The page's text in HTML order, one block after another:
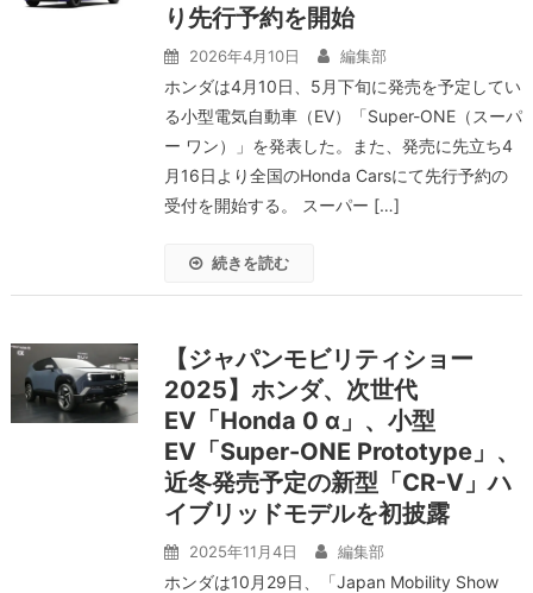
り先行予約を開始
2026年4月10日 編集部
ホンダは4月10日、5月下旬に発売を予定してい
る小型電気自動車（EV）「Super-ONE（スーパ
ー ワン）」を発表した。また、発売に先立ち4
月16日より全国のHonda Carsにて先行予約の
受付を開始する。 スーパー […]
続きを読む
【ジャパンモビリティショー
2025】ホンダ、次世代
EV「Honda 0 α」、小型
EV「Super-ONE Prototype」、
近冬発売予定の新型「CR-V」ハ
イブリッドモデルを初披露
2025年11月4日 編集部
ホンダは10月29日、「Japan Mobility Show